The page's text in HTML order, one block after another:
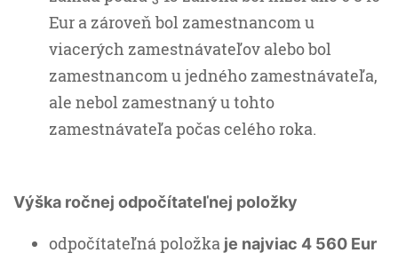
Eur a zároveň bol zamestnancom u
viacerých zamestnávateľov alebo bol
zamestnancom u jedného zamestnávateľa,
ale nebol zamestnaný u tohto
zamestnávateľa počas celého roka.
Výška ročnej odpočítateľnej položky
odpočítateľná položka je najviac 4 560 Eur